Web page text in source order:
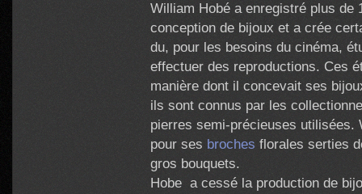
William Hobé a enregistré plus de
conception de bijoux et a crée
du, pour les besoins du cinéma,
effectuer des reproductions. Ces
manière dont il concevait ses
ils sont connus par les
pierres semi-précieuses utilisées.
pour ses broches florales serties
gros bouquets.
Hobe a cessé la production de